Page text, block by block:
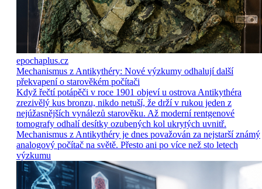
epochaplus.cz
Mechanismus z Antikythéry: Nové výzkumy odhalují další
překvapení o starověkém počítači
Když řečtí potápěči v roce 1901 objeví u ostrova Antikythéra
zrezivělý kus bronzu, nikdo netuší, že drží v rukou jeden z
nejúžasnějších vynálezů starověku. Až moderní rentgenové
tomografy odhalí desítky ozubených kol ukrytých uvnitř.
Mechanismus z Antikythéry je dnes považován za nejstarší známý
analogový počítač na světě. Přesto ani po více než sto letech
výzkumu